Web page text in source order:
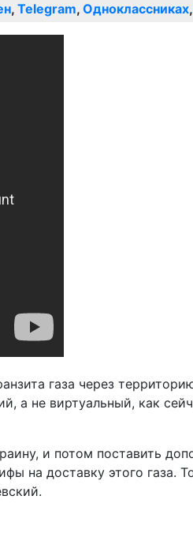
, Telegram, Одноклассниках,
газа через
а не виртуальный, как
и потом поставить
на доставку этого газа.